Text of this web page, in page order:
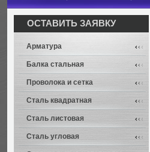
ОСТАВИТЬ ЗАЯВКУ
Арматура
Балка стальная
Проволока и сетка
Сталь квадратная
Сталь листовая
Сталь угловая